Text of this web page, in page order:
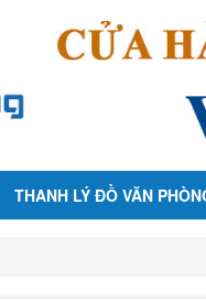
THANH LÝ ĐỒ VĂN